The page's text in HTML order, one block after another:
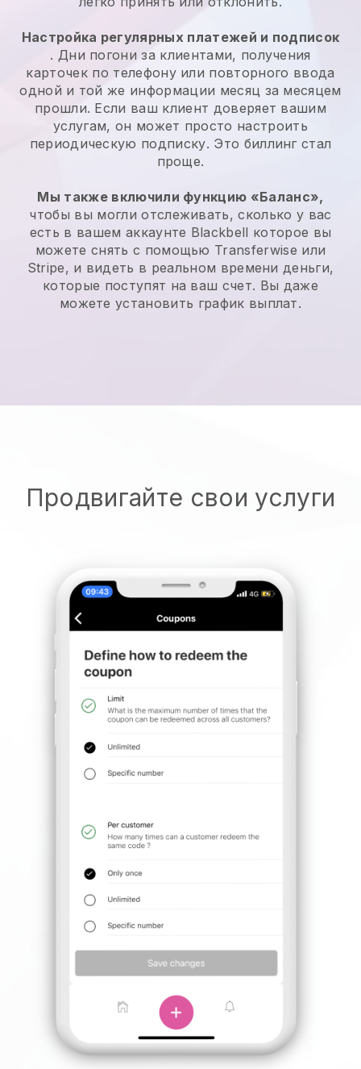
Настройка регулярных платежей и подписок
. Дни погони за клиентами, получения
карточек по телефону или повторного ввода
одной и той же информации месяц за месяцем
прошли. Если ваш клиент доверяет вашим
услугам, он может просто настроить
периодическую подписку. Это биллинг стал
проще.
Мы также включили функцию «Баланс»,
чтобы вы могли отслеживать, сколько у вас
есть в вашем аккаунте Blackbell которое вы
можете снять с помощью Transferwise или
Stripe, и видеть в реальном времени деньги,
которые поступят на ваш счет. Вы даже
можете установить график выплат.
Продвигайте свои услуги